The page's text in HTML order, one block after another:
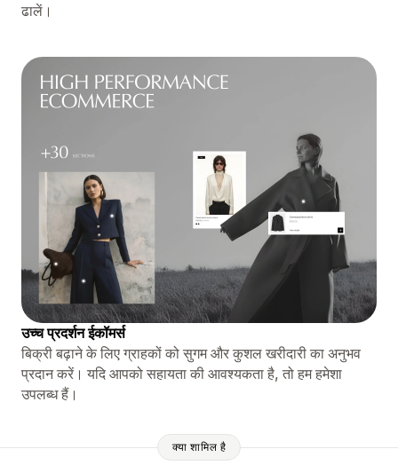
ढालें।
उच्च प्रदर्शन ईकॉमर्स
बिक्री बढ़ाने के लिए ग्राहकों को सुगम और कुशल खरीदारी का अनुभव
प्रदान करें। यदि आपको सहायता की आवश्यकता है, तो हम हमेशा
उपलब्ध हैं।
क्या शामिल है